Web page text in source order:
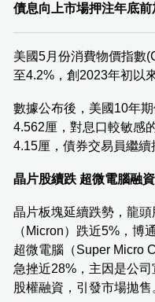
債息向上市場押注年底前
美國5月份消費物價指數
至4.2%，創2023年初以
數據公布後，美國10年
4.562厘，對息口較敏感
4.15厘，債券交易員繼續
晶片股續跌 超微電腦融
晶片板塊延續跌勢，龍
（Micron）跌近5%，博
超微電腦（Super Micro
急挫近28%，主因是公
股權融資，引發市場拋售